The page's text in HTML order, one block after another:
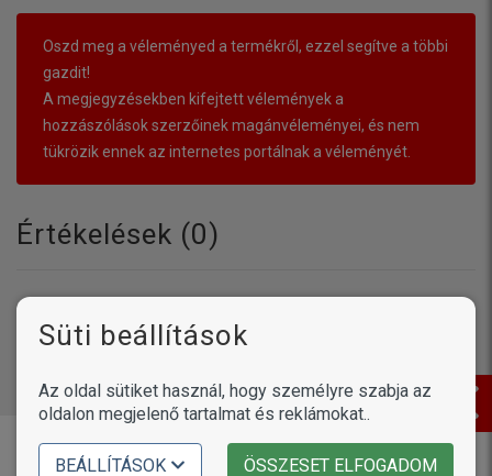
Oszd meg a véleményed a termékről, ezzel segítve a többi
gazdit!
A megjegyzésekben kifejtett vélemények a
hozzászólások szerzőinek magánvéleményei, és nem
tükrözik ennek az internetes portálnak a véleményét.
Értékelések (0)
Még nincsenek hozzászólások. Légy te az első!
Vásárlóink írták
Süti beállítások
Az oldal sütiket használ, hogy személyre szabja az
oldalon megjelenő tartalmat és reklámokat..
BEÁLLÍTÁSOK ÖSSZESET ELFOGADOM